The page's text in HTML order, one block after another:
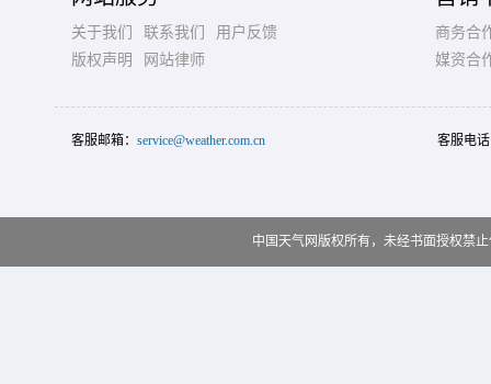
关于我们 联系我们
用户反馈
版权声明
网站律师
商务合
媒资合
客服邮箱： service@weather.com.cn 客服电
中国天气网版权所有，未经书面授权